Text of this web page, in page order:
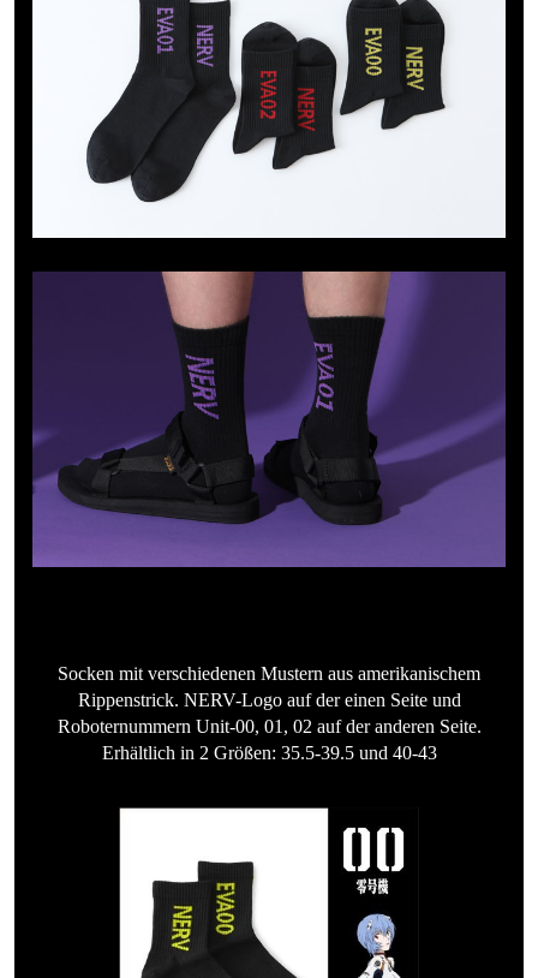
Socken mit verschiedenen Mustern aus amerikanischem
Rippenstrick. NERV-Logo auf der einen Seite und
Roboternummern Unit-00, 01, 02 auf der anderen Seite.
Erhältlich in 2 Größen: 35.5-39.5 und 40-43